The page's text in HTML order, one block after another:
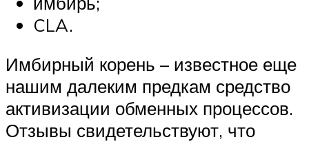
CLA.
Имбирный корень – известное еще
нашим далеким предкам средство
активизации обменных процессов.
Отзывы свидетельствуют, что